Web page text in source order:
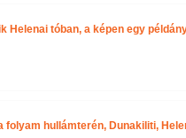
Helenai tóban, a képen egy
folyam hullámterén, Dunakiliti,